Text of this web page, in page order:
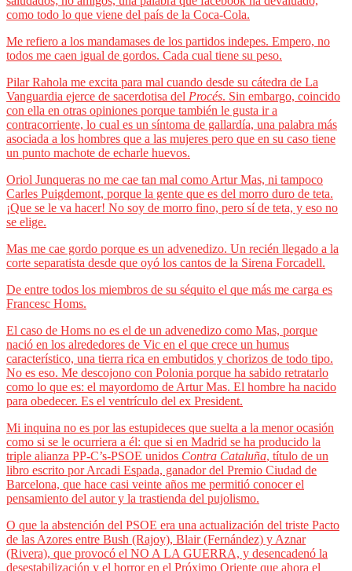
como todo lo que viene del país de la Coca-Cola.
Me refiero a los mandamases de los partidos indepes. Empero, no
todos me caen igual de gordos. Cada cual tiene su peso.
Pilar Rahola me excita para mal cuando desde su cátedra de La
Vanguardia ejerce de sacerdotisa del Procés. Sin embargo, coincido
con ella en otras opiniones porque también le gusta ir a
contracorriente, lo cual es un síntoma de gallardía, una palabra más
asociada a los hombres que a las mujeres pero que en su caso tiene
un punto machote de echarle huevos.
Oriol Junqueras no me cae tan mal como Artur Mas, ni tampoco
Carles Puigdemont, porque la gente que es del morro duro de teta.
¡Que se le va hacer! No soy de morro fino, pero sí de teta, y eso no
se elige.
Mas me cae gordo porque es un advenedizo. Un recién llegado a la
corte separatista desde que oyó los cantos de la Sirena Forcadell.
De entre todos los miembros de su séquito el que más me carga es
Francesc Homs.
El caso de Homs no es el de un advenedizo como Mas, porque
nació en los alrededores de Vic en el que crece un humus
característico, una tierra rica en embutidos y chorizos de todo tipo.
No es eso. Me descojono con Polonia porque ha sabido retratarlo
como lo que es: el mayordomo de Artur Mas. El hombre ha nacido
para obedecer. Es el ventrículo del ex President.
Mi inquina no es por las estupideces que suelta a la menor ocasión
como si se le ocurriera a él: que si en Madrid se ha producido la
triple alianza PP-C’s-PSOE unidos Contra Cataluña, título de un
libro escrito por Arcadi Espada, ganador del Premio Ciudad de
Barcelona, que hace casi veinte años me permitió conocer el
pensamiento del autor y la trastienda del pujolismo.
O que la abstención del PSOE era una actualización del triste Pacto
de las Azores entre Bush (Rajoy), Blair (Fernández) y Aznar
(Rivera), que provocó el NO A LA GUERRA, y desencadenó la
desestabilización y el horror en el Próximo Oriente que ahora el